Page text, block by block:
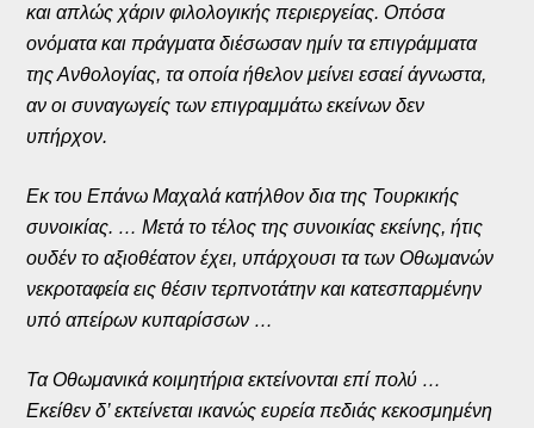
και απλώς χάριν φιλολογικής περιεργείας. Οπόσα
ονόματα και πράγματα διέσωσαν ημίν τα επιγράμματα
της Ανθολογίας, τα οποία ήθελον μείνει εσαεί άγνωστα,
αν οι συναγωγείς των επιγραμμάτω εκείνων δεν
υπήρχον.
Εκ του Επάνω Μαχαλά κατήλθον δια της Τουρκικής
συνοικίας. … Μετά το τέλος της συνοικίας εκείνης, ήτις
ουδέν το αξιοθέατον έχει, υπάρχουσι τα των Οθωμανών
νεκροταφεία εις θέσιν τερπνοτάτην και κατεσπαρμένην
υπό απείρων κυπαρίσσων …
Τα Οθωμανικά κοιμητήρια εκτείνονται επί πολύ …
Εκείθεν δ’ εκτείνεται ικανώς ευρεία πεδιάς κεκοσμημένη